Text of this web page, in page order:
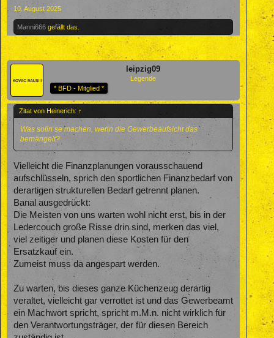
10. August 2025
Manni666 gefällt das.
leipzig09
Legende
* BFD - Mitglied *
Zitat von Heinerich: ↑
Was solln se machen, wenn die Gewerbeaufsicht das
bemängelt?
Vielleicht die Finanzplanungen vorausschauend
aufschlüsseln, sprich den sportlichen Finanzbedarf von
derartigen strukturellen Bedarf getrennt planen.
Banal ausgedrückt:
Die Meisten von uns warten wohl nicht erst, bis in der
Ledercouch große Risse drin sind, merken das viel,
viel zeitiger und planen diese Kosten für den
Ersatzkauf ein.
Zumeist muss da angespart werden.
Zu warten, bis dieses ganze Küchenzeug derartig
veraltet, vielleicht gar verrottet ist und das Gewerbeamt
ein Machwort spricht, spricht m.M.n. nicht wirklich für
den Verantwortungsträger, der für diesen Bereich